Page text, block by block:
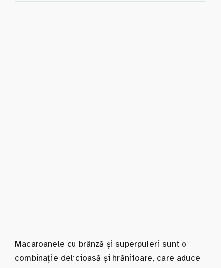
Macaroanele cu brânză și superputeri sunt o
combinație delicioasă și hrănitoare, care aduce